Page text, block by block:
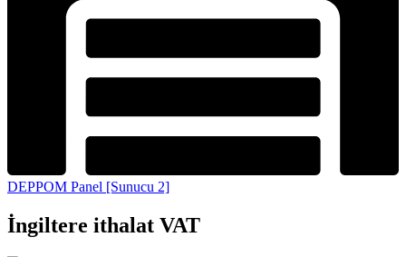
DEPPOM Panel [Sunucu 2]
İngiltere ithalat VAT